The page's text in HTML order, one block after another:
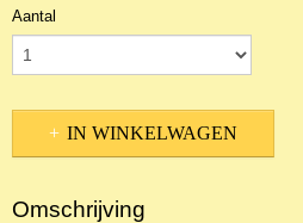
Aantal
IN WINKELWAGEN
Omschrijving